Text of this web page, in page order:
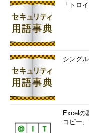
「トロ
シング
Excelの
コピー